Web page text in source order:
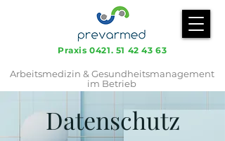
Praxis0421. 51 42 43 63
Arbeitsmedizin & Gesundheitsmanagement
im Betrieb
Datenschutz